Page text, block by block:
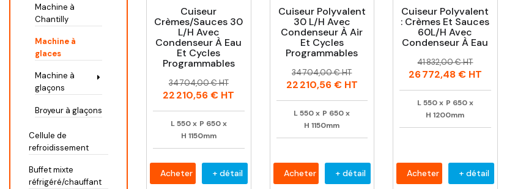
Machine à
Chantilly
Machine à
glaces
Machine à
glaçons
Broyeur à glaçons
Cellule de
refroidissement
Buffet mixte
réfrigéré/chauffant
Cuiseur
Crèmes/Sauces 30
L/h Avec
Condenseur À Eau
Et Cycles
Programmables
Prix
Prix
habituel
34 704,00 € HT
22 210,56 € HT
L 550 x P 650 x
H 1150mm
Acheter + détail
Cuiseur Polyvalent
30 L/h Avec
Condenseur À Air
Et Cycles
Programmables
Prix
Prix
habituel
34 704,00 € HT
22 210,56 €HT
L 550 x P 650 x
H 1150mm
Acheter + détail
Cuiseur Polyvalent
: Crèmes Et Sauces
60L/h Avec
Condenseur À Eau
Prix
Prix
habituel
41 832,00 € HT
26 772,48 €HT
L550x P 650x
H 1200mm
Acheter + détail